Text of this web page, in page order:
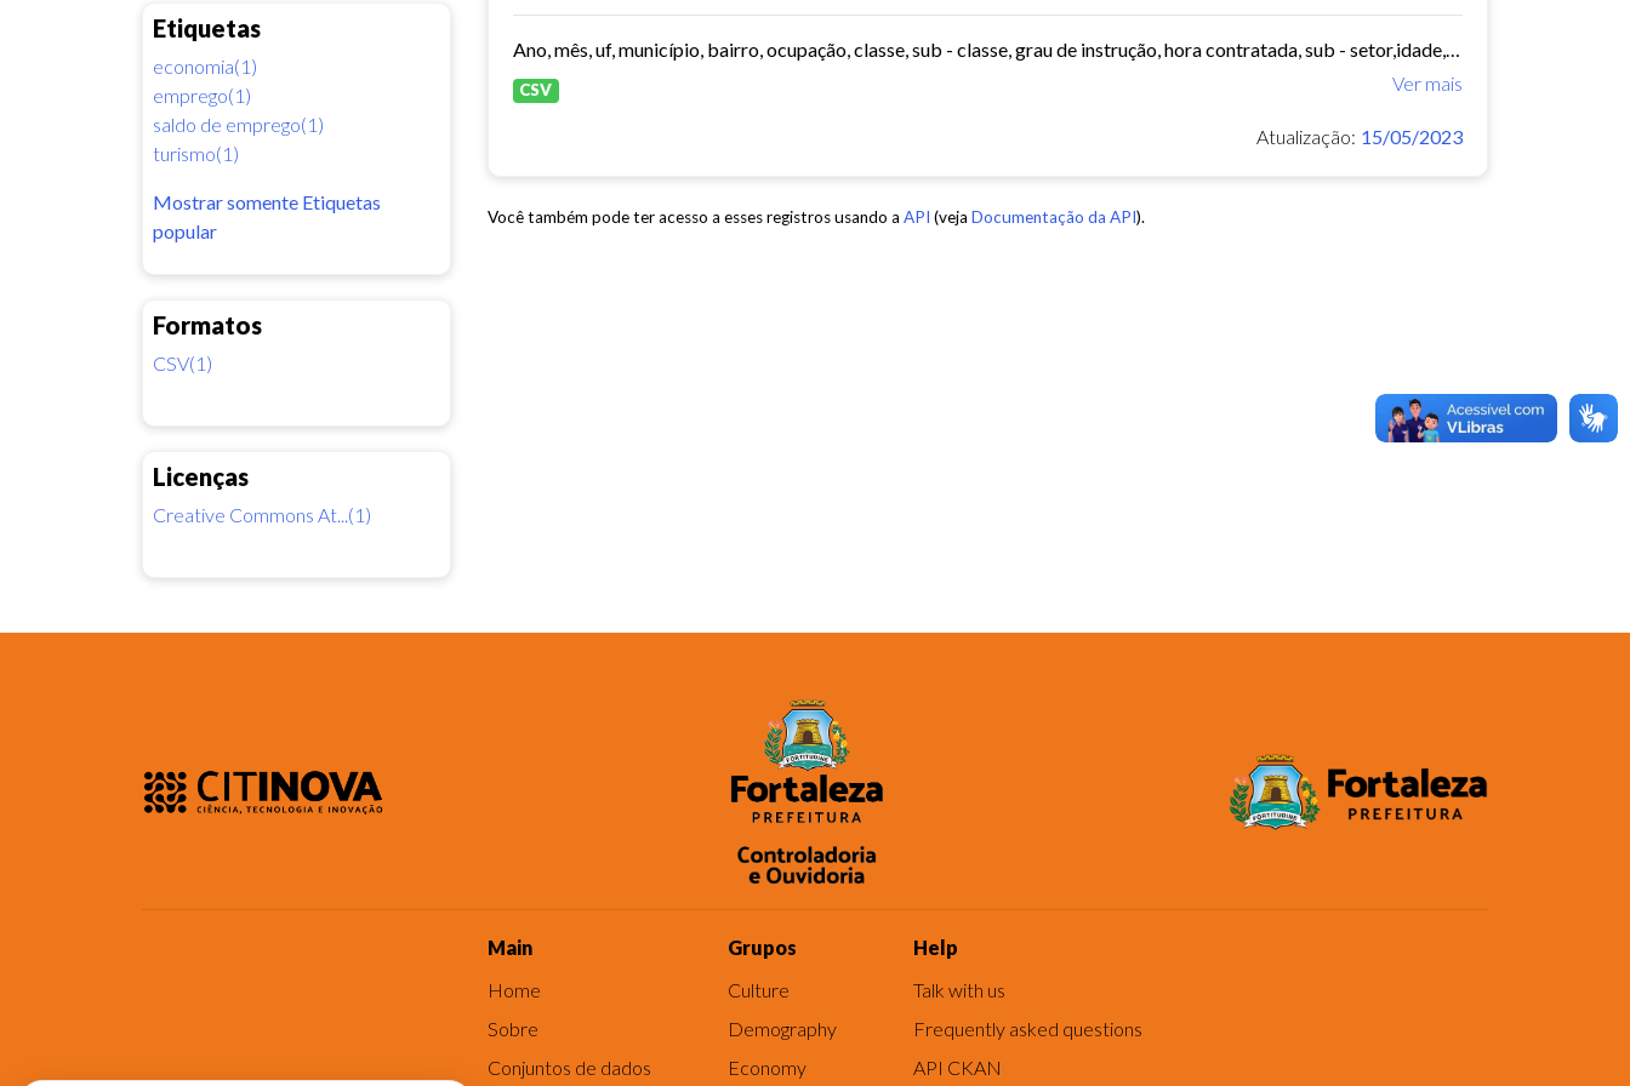
Etiquetas
economia(1)
emprego(1)
saldo de emprego(1)
turismo(1)
Mostrar somente Etiquetas
popular
Formatos
CSV(1)
Licenças
Creative Commons At...(1)
Ano, mês, uf, município, bairro, ocupação, classe, sub - classe, grau de instrução, hora contratada, sub - setor,idade, salário, meses trabalhados, estabelecimento, tipo...
Ver mais
CSV
Atualização: 15/05/2023
Você também pode ter acesso a esses registros usando a API (veja Documentação da API).
Main
Home
Sobre
Conjuntos de dados
Grupos
Culture
Demography
Economy
Help
Talk with us
Frequently asked questions
API CKAN